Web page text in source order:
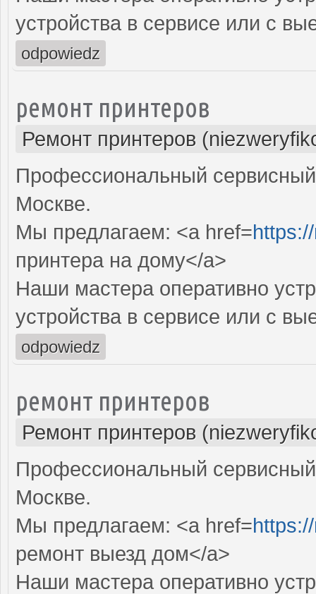
устройства в сервисе или с
odpowiedz
ремонт принтеров
Ремонт принтеров
Профессиональный
Москве.
Мы предлагаем: <a href=
принтера на дому</a>
Наши мастера оперативно
устройства в сервисе или с
odpowiedz
ремонт принтеров
Ремонт принтеров
Профессиональный
Москве.
Мы предлагаем: <a href=
ремонт выезд дом</a>
Наши мастера оперативно